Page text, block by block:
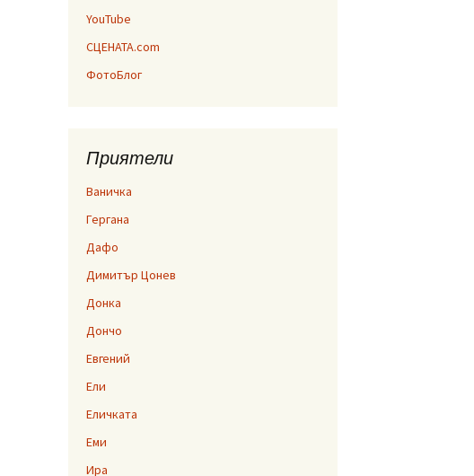
YouTube
СЦЕНАТА.com
ФотоБлог
Приятели
Ваничка
Гергана
Дафо
Димитър Цонев
Донка
Дончо
Евгений
Ели
Еличката
Еми
Ира